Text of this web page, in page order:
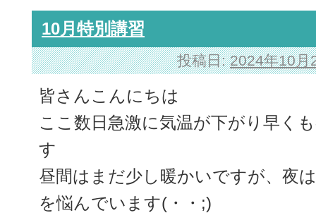
10月特別講習
投稿日: 2024年10月
皆さんこんにちは
ここ数日急激に気温が下がり早く
す
昼間はまだ少し暖かいですが、夜
を悩んでいます(・・;)